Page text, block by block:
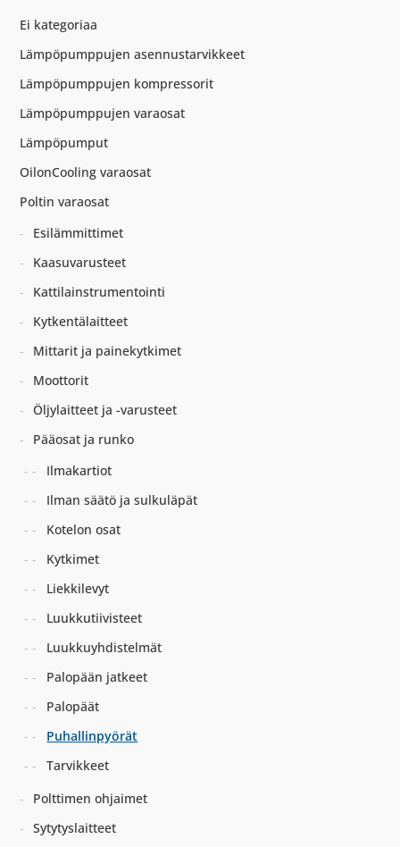
Ei kategoriaa
Lämpöpumppujen asennustarvikkeet
Lämpöpumppujen kompressorit
Lämpöpumppujen varaosat
Lämpöpumput
OilonCooling varaosat
Poltin varaosat
Esilämmittimet
Kaasuvarusteet
Kattilainstrumentointi
Kytkentälaitteet
Mittarit ja painekytkimet
Moottorit
Öljylaitteet ja -varusteet
Pääosat ja runko
Ilmakartiot
Ilman säätö ja sulkuläpät
Kotelon osat
Kytkimet
Liekkilevyt
Luukkutiivisteet
Luukkuyhdistelmät
Palopään jatkeet
Palopäät
Puhallinpyörät
Tarvikkeet
Polttimen ohjaimet
Sytytyslaitteet